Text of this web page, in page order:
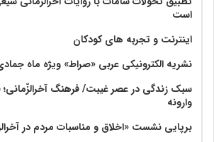
است
اینترنت و تجربه های کودکان
نشریه الکترونیکی عربی «صراط» ویژه ماه
سبک زندگی در عصر غیبت/ فرهنگ
وارونه
برپایی نشست «اخلاق و مناسبات مردم در